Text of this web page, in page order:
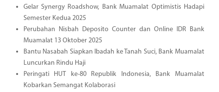
Gelar Synergy Roadshow, Bank Muamalat Optimistis Hadapi
Semester Kedua 2025
Perubahan Nisbah Deposito Counter dan Online IDR Bank
Muamalat 13 Oktober 2025
Bantu Nasabah Siapkan Ibadah ke Tanah Suci, Bank Muamalat
Luncurkan Rindu Haji
Peringati HUT ke-80 Republik Indonesia, Bank Muamalat
Kobarkan Semangat Kolaborasi